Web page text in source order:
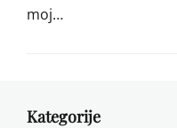
moj…
Kategorije